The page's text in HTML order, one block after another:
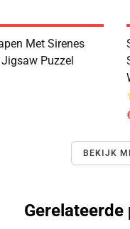
Met Sirenes
Puzzel
BEKIJK